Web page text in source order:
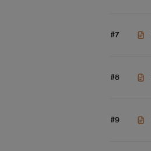
#7
#8
#9